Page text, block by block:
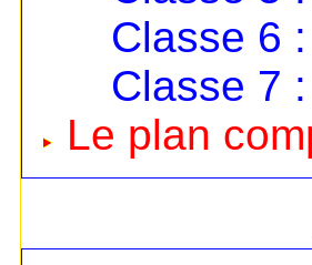
Classe 6
Classe 7
Le plan